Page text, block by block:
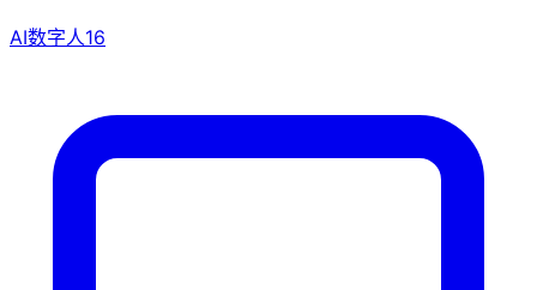
AI数字人16